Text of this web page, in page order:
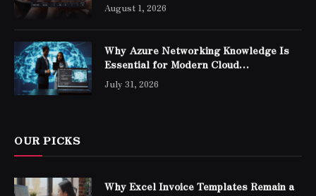
August 1, 2026
Why Azure Networking Knowledge Is
Essential for Modern Cloud
Professionals
July 31, 2026
OUR PICKS
Why Excel Invoice Templates Remain a